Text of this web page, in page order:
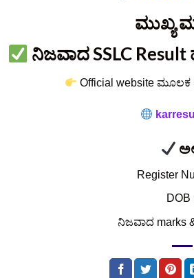
ಮುಖ್ಯ
ನಿಜವಾದ SSLC
Official website ಮೂಲಕ
Register
DOB
ನಿಜವಾದ marks